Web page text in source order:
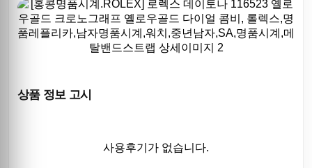
상품 정보 고시
사용후기가 없습니다.